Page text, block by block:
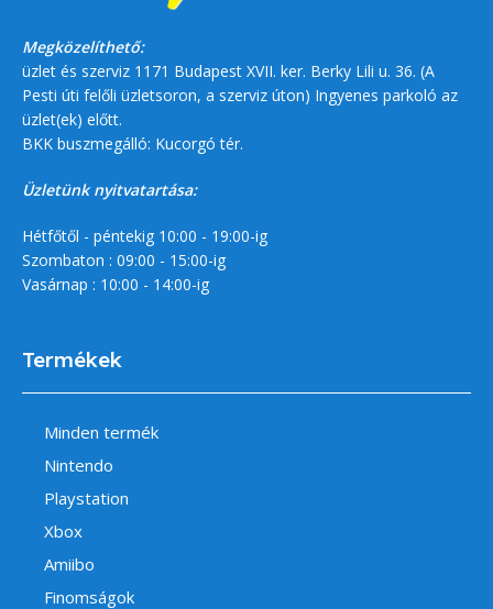
Megközelíthető:
üzlet és szerviz 1171 Budapest XVII. ker. Berky Lili u. 36. (A
Pesti úti felőli üzletsoron, a szerviz úton) Ingyenes parkoló az
üzlet(ek) előtt.
BKK buszmegálló: Kucorgó tér.
Üzletünk nyitvatartása:
Hétfőtől - péntekig 10:00 - 19:00-ig
Szombaton : 09:00 - 15:00-ig
Vasárnap : 10:00 - 14:00-ig
Termékek
Minden termék
Nintendo
Playstation
Xbox
Amiibo
Finomságok